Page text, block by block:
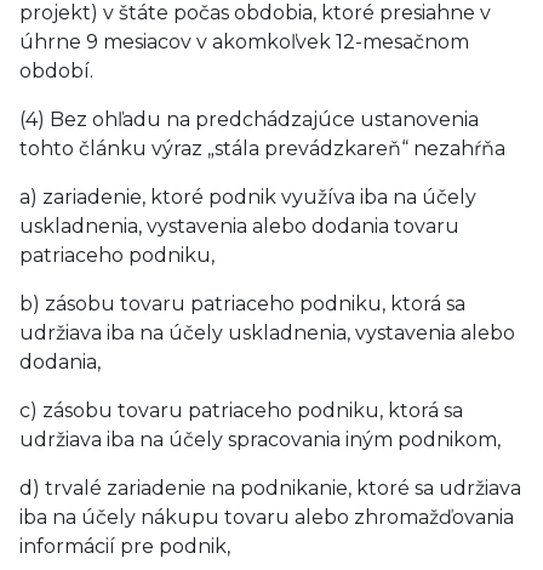
projekt) v štáte počas obdobia, ktoré presiahne v
úhrne 9 mesiacov v akomkoľvek 12-mesačnom
období.
(4) Bez ohľadu na predchádzajúce ustanovenia
tohto článku výraz „stála prevádzkareň“ nezahŕňa
a) zariadenie, ktoré podnik využíva iba na účely
uskladnenia, vystavenia alebo dodania tovaru
patriaceho podniku,
b) zásobu tovaru patriaceho podniku, ktorá sa
udržiava iba na účely uskladnenia, vystavenia alebo
dodania,
c) zásobu tovaru patriaceho podniku, ktorá sa
udržiava iba na účely spracovania iným podnikom,
d) trvalé zariadenie na podnikanie, ktoré sa udržiava
iba na účely nákupu tovaru alebo zhromažďovania
informácií pre podnik,